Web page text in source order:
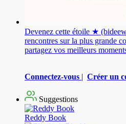
Devenez cette étoile ★
rencontres sur la plus grande
partagez vos meilleurs
Connectez-vous | Créer un
Suggestions
Reddy Book